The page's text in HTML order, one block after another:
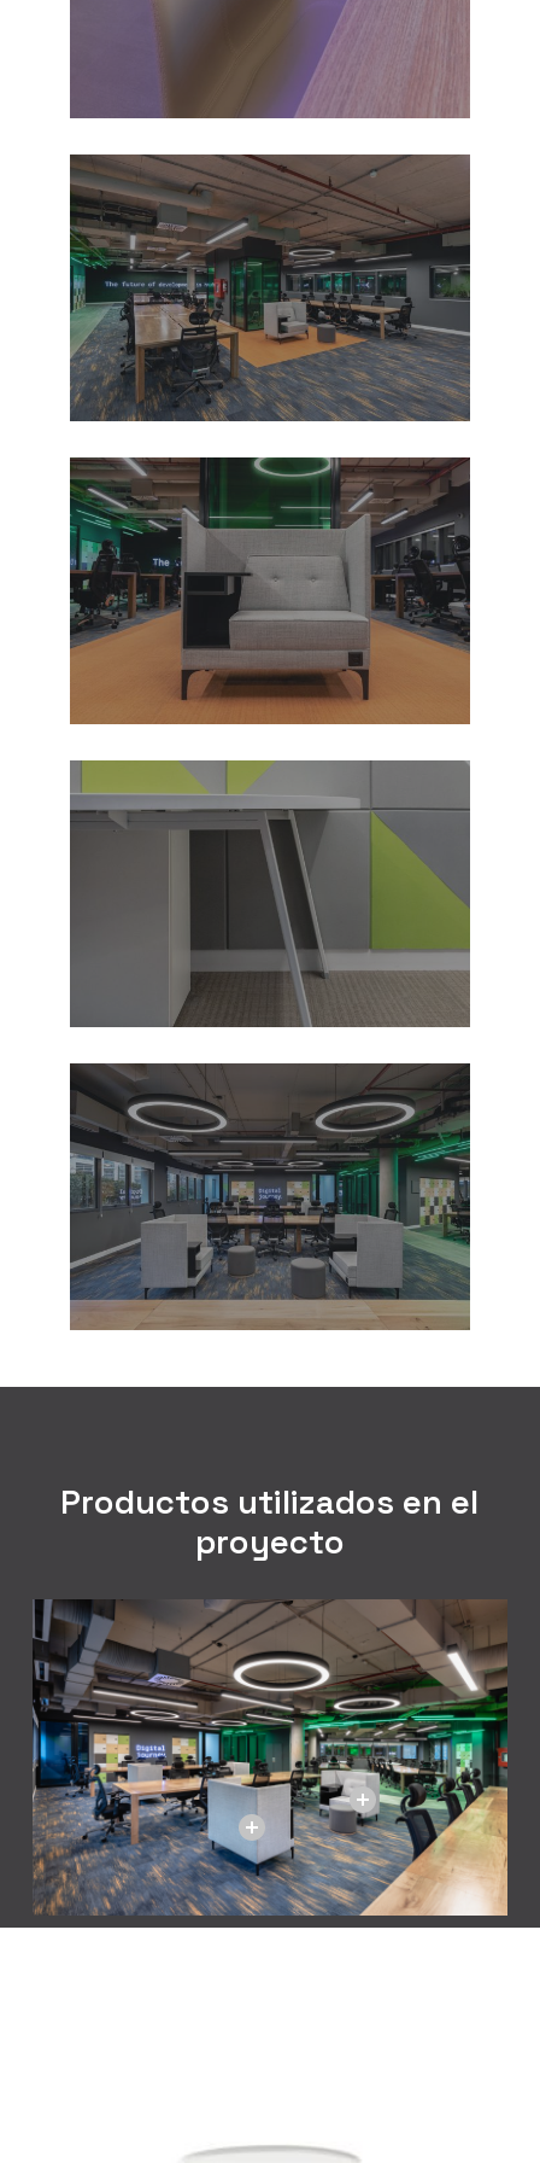
Productos utilizados en el
proyecto